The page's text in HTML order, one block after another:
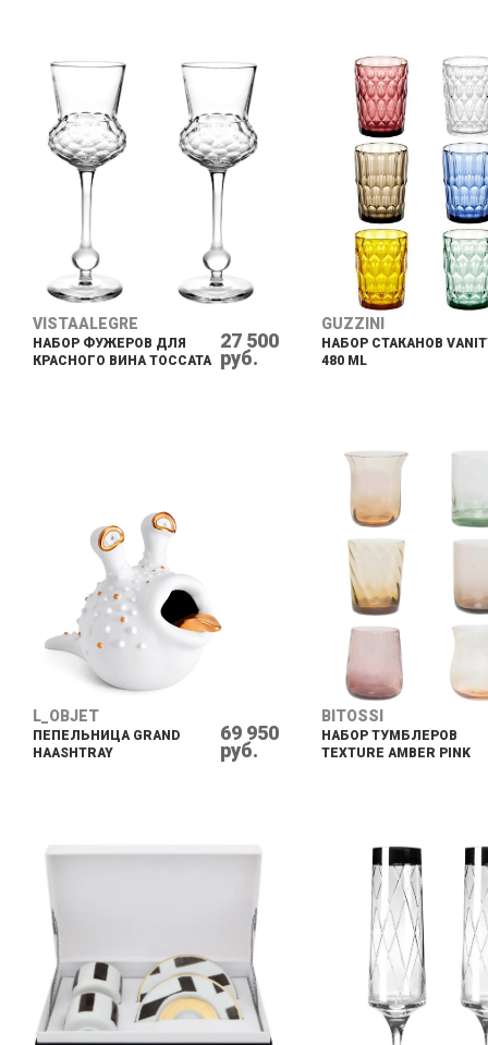
VISTAALEGRE
НАБОР ФУЖЕРОВ ДЛЯ
КРАСНОГО ВИНА TOCCATA
27 500
руб.
GUZZINI
НАБОР СТАКАНОВ
480 ML
L_OBJET
ПЕПЕЛЬНИЦА GRAND
HAASHTRAY
69 950
руб.
BITOSSI
НАБОР ТУМБЛЕРОВ
TEXTURE AMBER PINK